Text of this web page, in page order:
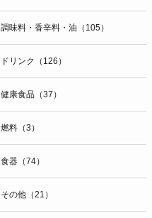
調味料・香辛料・油（105）
ドリンク（126）
健康食品（37）
燃料（3）
食器（74）
その他（21）